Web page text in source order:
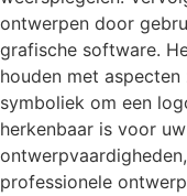
ontwerpen door
grafische software.
houden met
symboliek om een
herkenbaar is voor
professionele